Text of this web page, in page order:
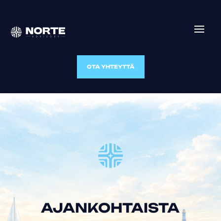
OTA YHTEYTTÄ
AJANKOHTAISTA